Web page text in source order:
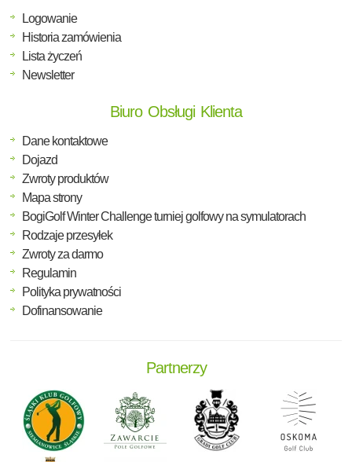
Logowanie
Historia zamówienia
Lista życzeń
Newsletter
Biuro Obsługi Klienta
Dane kontaktowe
Dojazd
Zwroty produktów
Mapa strony
BogiGolf Winter Challenge turniej golfowy na symulatorach
Rodzaje przesyłek
Zwroty za darmo
Regulamin
Polityka prywatności
Dofinansowanie
Partnerzy